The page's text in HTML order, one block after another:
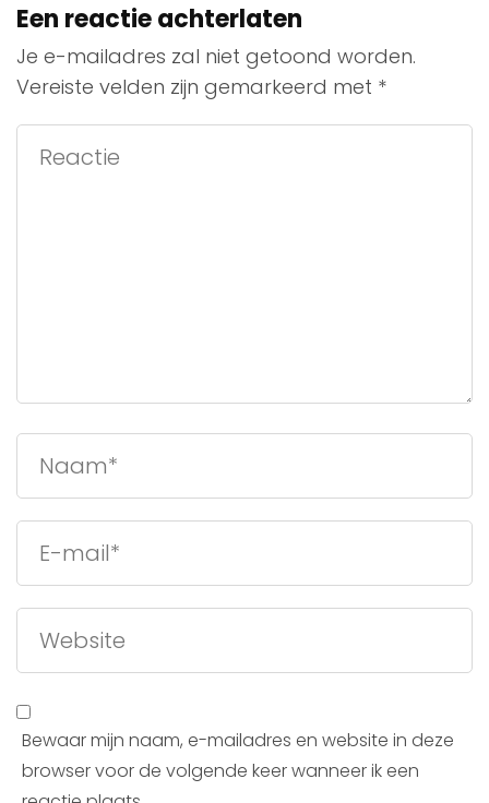
Een reactie achterlaten
Je e-mailadres zal niet getoond worden.
Vereiste velden zijn gemarkeerd met *
Bewaar mijn naam, e-mailadres en website in deze
browser voor de volgende keer wanneer ik een